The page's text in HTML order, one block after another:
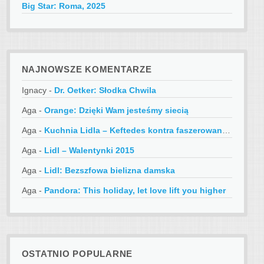
Big Star: Roma, 2025
NAJNOWSZE KOMENTARZE
Ignacy- Dr. Oetker: Słodka Chwila
Aga - Orange: Dzięki Wam jesteśmy siecią
Aga - Kuchnia Lidla – Keftedes kontra faszerowane papryczki
Aga - Lidl – Walentynki 2015
Aga - Lidl: Bezszfowa bielizna damska
Aga - Pandora: This holiday, let love lift you higher
OSTATNIO POPULARNE